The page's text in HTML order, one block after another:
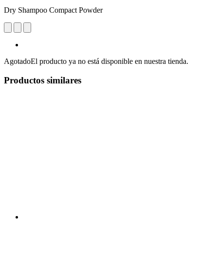
Dry Shampoo Compact Powder
AgotadoEl producto ya no está disponible en nuestra tienda.
Productos similares